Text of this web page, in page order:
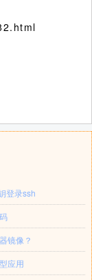
登录ssh
镜像？
应用